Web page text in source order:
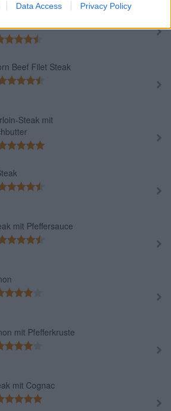
Data Access Privacy Policy
mit Speckbohnen und
Beef Filet Steak
Steak mit
mit Pfeffersauce
mit Pfefferkruste
mit Cognac